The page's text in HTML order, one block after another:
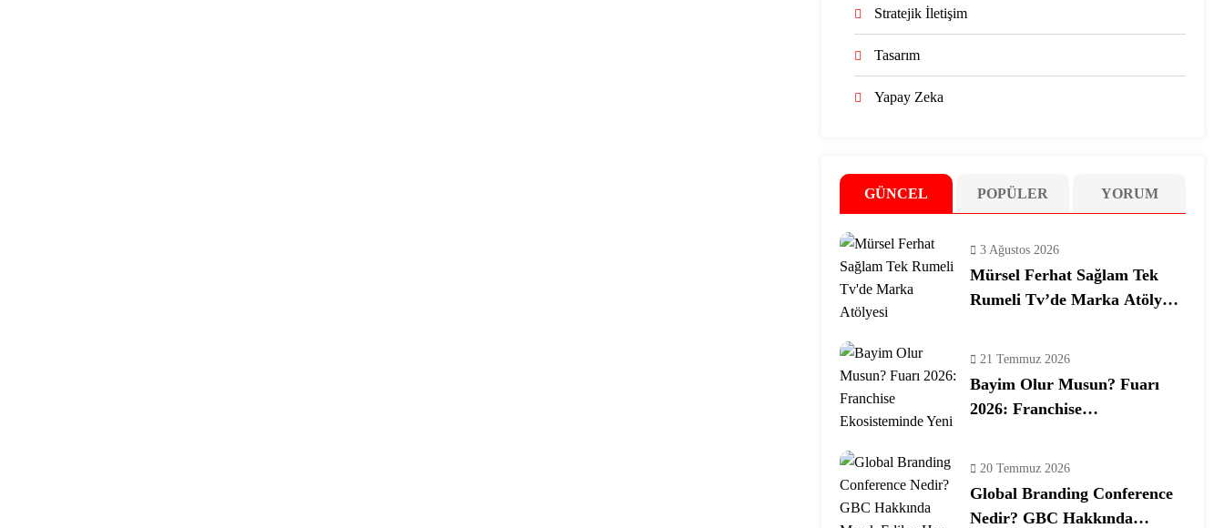
Stratejik İletişim
Tasarım
Yapay Zeka
GÜNCEL POPÜLER YORUM
3 Ağustos 2026
Mürsel Ferhat Sağlam Tek
Rumeli Tv’de Marka Atölyesi
21 Temmuz 2026
Bayim Olur Musun? Fuarı
2026: Franchise
20 Temmuz 2026
Global Branding Conference
Nedir? GBC Hakkında